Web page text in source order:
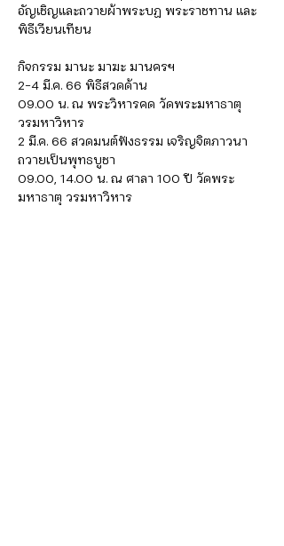
อัญเชิญและถวายผ้าพระบฏ พระราชทาน และ
พิธีเวียนเทียน
กิจกรรม มานะ มาฆะ มานครฯ
2-4 มี.ค. 66 พิธีสวดด้าน
09.00 น. ณ พระวิหารคด วัดพระมหาธาตุ
วรมหาวิหาร
2 มี.ค. 66 สวดมนต์ฟังธรรม เจริญจิตภาวนา
ถวายเป็นพุทธบูชา
09.00, 14.00 น. ณ ศาลา 100 ปี วัดพระ
มหาธาตุ วรมหาวิหาร